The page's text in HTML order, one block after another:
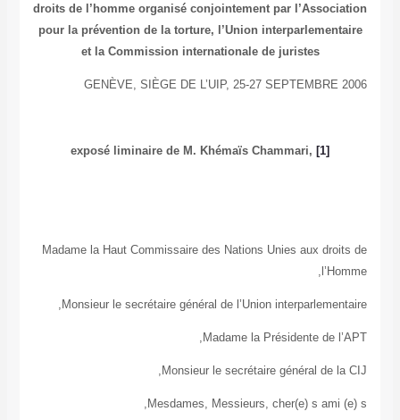
droits de l’homme organisé conjointement par
pour la prévention de la torture, l’Union
et la Commission internationale de juristes
GENÈVE, SIÈGE DE L’UIP, 25-27
exposé liminaire de M. Khémaïs Chammari,
Madame la Haut Commissaire des Nations Unies aux
Monsieur le secrétaire général de l’Union
Madame la Présidente de
Monsieur le secrétaire général de
Mesdames, Messieurs, cher(e) s